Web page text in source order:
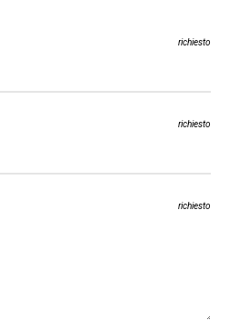
richiesto
richiesto
richiesto